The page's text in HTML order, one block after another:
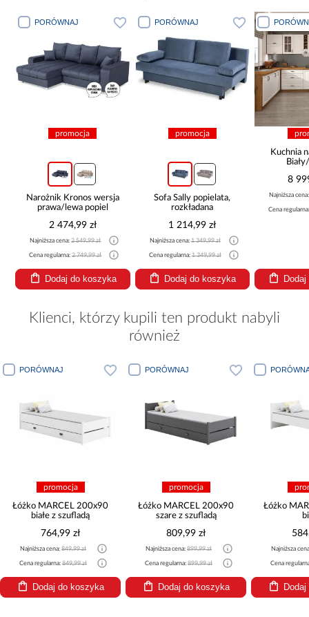
PORÓWNAJ
promocja
Narożnik Kronos wersja
prawa/lewa popiel
2 474,99 zł
Najniższa cena:2 549,99 zł
Cena regularna:2 749,99 zł
Dodaj do koszyka
PORÓWNAJ
promocja
Sofa Sally popielata,
rozkładana
1 214,99 zł
Najniższa cena:1 349,99 zł
Cena regularna:1 349,99 zł
Dodaj do koszyka
Kuchnia
8
Najniższa
Cena
Klienci, którzy kupili ten produkt nabyli
również
PORÓWNAJ
promocja
Łóżko MARCEL 200x90
białe z szufladą
764,99 zł
Najniższa cena: 849,99 zł
Cena regularna: 849,99 zł
Dodaj do koszyka
PORÓWNAJ
promocja
Łóżko MARCEL 200x90
szare z szufladą
809,99 zł
Najniższa cena: 899,99 zł
Cena regularna: 899,99 zł
Dodaj do koszyka
Łóżko
Najniższa
Cena